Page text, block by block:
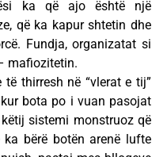
ka që ajo është një
që ka kapur shtetin dhe
Fundja, organizatat si
mafiozitetin.
të thirresh në “vlerat e tij”
bota po i vuan pasojat
sistemi monstruoz që
bërë botën arenë lufte